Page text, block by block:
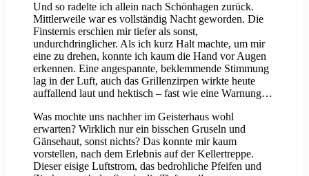
Und so radelte ich allein nach Schönhagen zurück.
Mittlerweile war es vollständig Nacht geworden. Die
Finsternis erschien mir tiefer als sonst,
undurchdringlicher. Als ich kurz Halt machte, um mir
eine zu drehen, konnte ich kaum die Hand vor Augen
erkennen. Eine angespannte, beklemmende Stimmung
lag in der Luft, auch das Grillenzirpen wirkte heute
auffallend laut und hektisch – fast wie eine Warnung…
Was mochte uns nachher im Geisterhaus wohl
erwarten? Wirklich nur ein bisschen Gruseln und
Gänsehaut, sonst nichts? Das konnte mir kaum
vorstellen, nach dem Erlebnis auf der Kellertreppe.
Dieser eisige Luftstrom, das bedrohliche Pfeifen und